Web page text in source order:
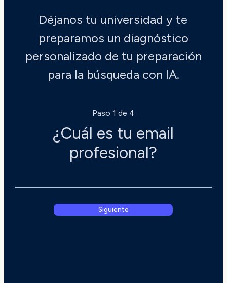
Déjanos tu universidad y te
preparamos un diagnóstico
personalizado de tu preparación
para la búsqueda con IA.
Paso 1 de 4
¿Cuál es tu email
profesional?
Siguiente